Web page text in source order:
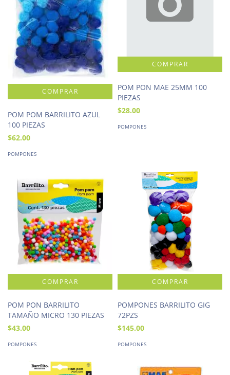
POM POM BARRILITO AZUL
100 PIEZAS
$62.00
POMPONES
POM PON MAE 25MM 100
PIEZAS
$28.00
POMPONES
POM PON BARRILITO
TAMAÑO MICRO 130 PIEZAS
$43.00
POMPONES
POMPONES BARRILITO GIG
72PZS
$145.00
POMPONES